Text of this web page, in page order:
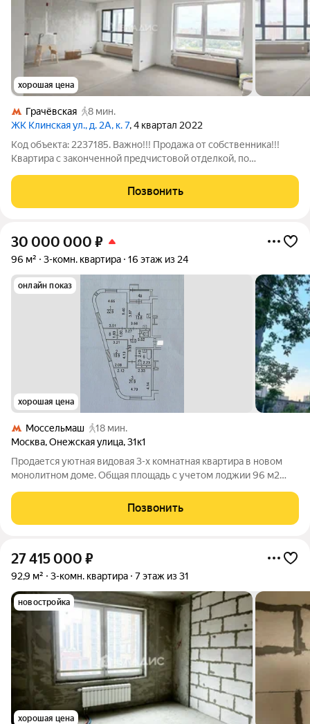
хорошая цена
Грачёвская
8 мин.
ЖК Клинская ул., д. 2А, к. 7, 4 квартал 2022
Код объекта: 2237185. Важно!!! Продажа от собственника!!!
Квартира с законченной предчистовой отделкой, по
сантехники. Собственник заинтересован в быстрой продаже,
поэтому у вас есть отличная
Позвонить
30 000 000 ₽
96 м² 3-комн. квартира 16 этаж из 24
онлайн показ
хорошая цена
Моссельмаш
18 мин.
Москва,Онежская улица,31к1
Продается уютная видовая 3-х комнатная квартира в новом
монолитном доме. Общая площадь с учетом лоджии 96 м2
этажного дома постройки 2022 года по адресу: Москва,
Онежская улица, 31 к1. Квартира
Позвонить
27 415 000 ₽
92,9 м² 3-комн. квартира 7 этаж из 31
новостройка
хорошая цена